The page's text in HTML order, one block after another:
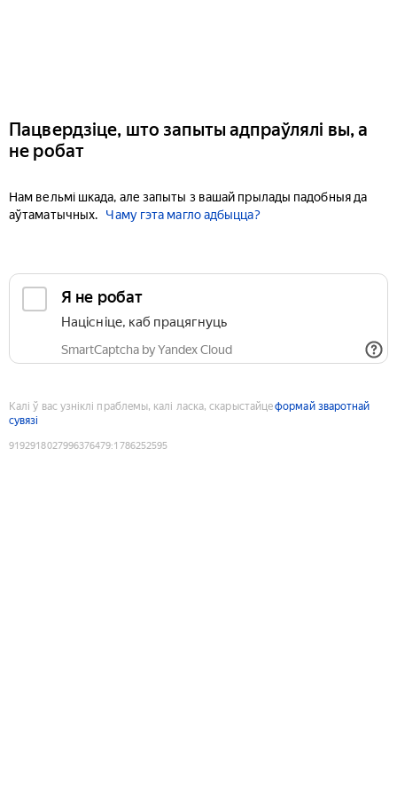
Пацвердзіце, што запыты адпраўлялі вы, а
не робат
Нам вельмі шкада, але запыты з вашай прылады падобныя да
аўтаматычных.
Чаму гэта магло адбыцца?
Я не робат
Націсніце, каб працягнуць
SmartCaptcha by Yandex Cloud
Калі ў вас узніклі праблемы, калі ласка, скарыстайцеформай зваротнай
сувязі
9192918027996376479:1786252595